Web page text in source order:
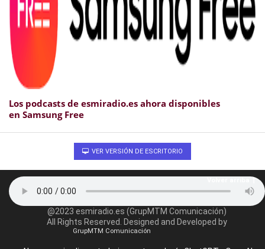
Los podcasts de esmiradio.es ahora disponibles
en Samsung Free
VER VERSIÓN DE ESCRITORIO
@2023 esmiradio.es (GrupMTM Comunicación)
All Rights Reserved. Designed and Developed by
GrupMTM Comunicación